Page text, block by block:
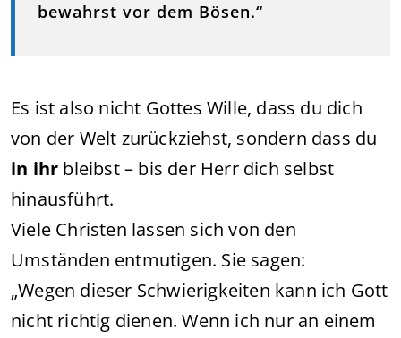
bewahrst vor dem Bösen.“
Es ist also nicht Gottes Wille, dass du dich
von der Welt zurückziehst, sondern dass du
in ihr bleibst – bis der Herr dich selbst
hinausführt.
Viele Christen lassen sich von den
Umständen entmutigen. Sie sagen:
„Wegen dieser Schwierigkeiten kann ich Gott
nicht richtig dienen. Wenn ich nur an einem